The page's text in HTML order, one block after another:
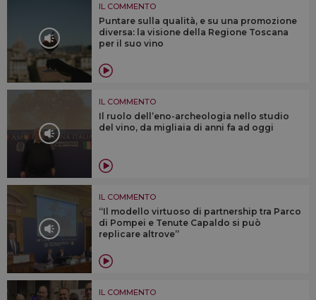
IL COMMENTO
Puntare sulla qualità, e su una promozione
diversa: la visione della Regione Toscana
per il suo vino
IL COMMENTO
Il ruolo dell’eno-archeologia nello studio
del vino, da migliaia di anni fa ad oggi
IL COMMENTO
“Il modello virtuoso di partnership tra Parco
di Pompei e Tenute Capaldo si può
replicare altrove”
IL COMMENTO